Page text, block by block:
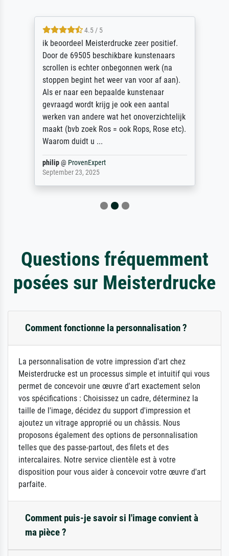
4.5 / 5
ik beoordeel Meisterdrucke zeer positief.
Door de 69505 beschikbare kunstenaars
scrollen is echter onbegonnen werk (na
stoppen begint het weer van voor af aan).
Als er naar een bepaalde kunstenaar
gevraagd wordt krijg je ook een aantal
werken van andere wat het onoverzichtelijk
maakt (bvb zoek Ros = ook Rops, Rose etc).
Waarom duidt u ...
philip@ ProvenExpert
September 23, 2025
Questions fréquemment
posées sur Meisterdrucke
Comment fonctionne la personnalisation ?
La personnalisation de votre impression d'art chez
Meisterdrucke est un processus simple et intuitif qui vous
permet de concevoir une œuvre d'art exactement selon
vos spécifications : Choisissez un cadre, déterminez la
taille de l'image, décidez du support d'impression et
ajoutez un vitrage approprié ou un châssis. Nous
proposons également des options de personnalisation
telles que des passe-partout, des filets et des
intercalaires. Notre service clientèle est à votre
disposition pour vous aider à concevoir votre œuvre d'art
parfaite.
Comment puis-je savoir si l'image convient à
ma pièce ?